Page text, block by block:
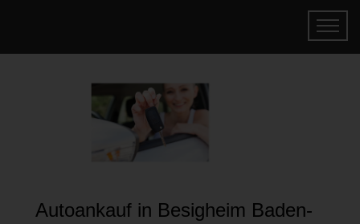
Autoankauf in Besigheim Baden-